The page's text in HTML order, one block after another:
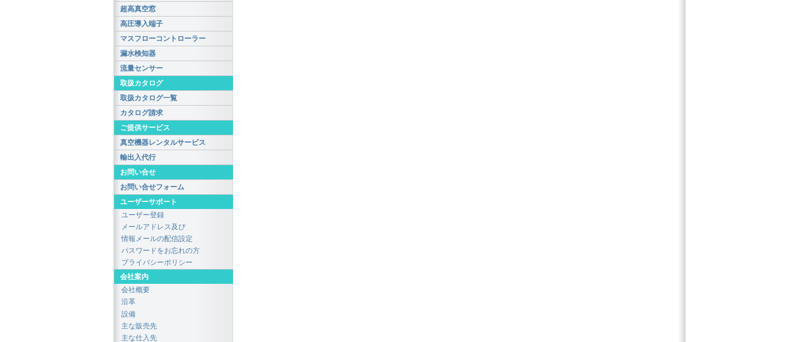
超高真空窓
高圧導入端子
マスフローコントローラー
漏水検知器
流量センサー
取扱カタログ
取扱カタログ一覧
カタログ請求
ご提供サービス
真空機器レンタルサービス
輸出入代行
お問い合せ
お問い合せフォーム
ユーザーサポート
ユーザー登録
メールアドレス及び
情報メールの配信設定
パスワードをお忘れの方
プライバシーポリシー
会社案内
会社概要
沿革
設備
主な販売先
主な仕入先